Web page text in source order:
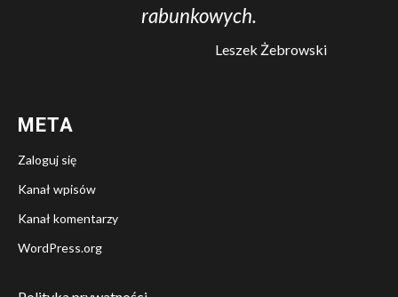
rabunkowych.
Leszek Żebrowski
META
Zaloguj się
Kanał wpisów
Kanał komentarzy
WordPress.org